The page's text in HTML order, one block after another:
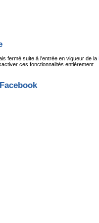
fermé suite à l'entrée en vigueur de la
ces fonctionnalités entièrement.